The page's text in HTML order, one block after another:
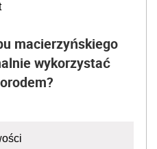
macierzyńskiego
wykorzystać